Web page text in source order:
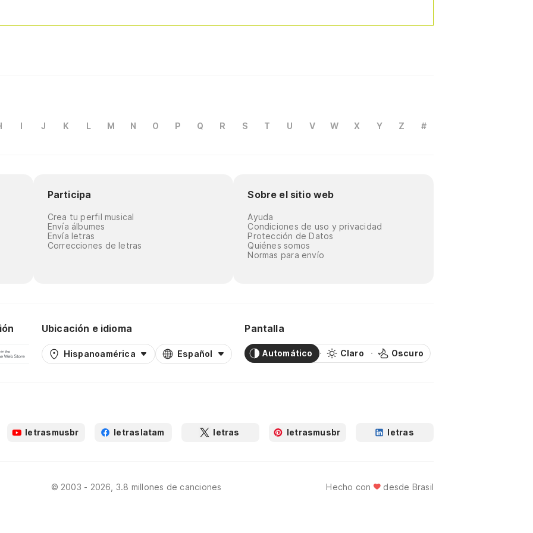
I J K L M N O P Q R S T U V W X Y Z #
Participa
Crea tu perfil musical
Envía álbumes
Envía letras
Correcciones de letras
Sobre el sitio web
Ayuda
Condiciones de uso y privacidad
Protección de Datos
Quiénes somos
Normas para envío
Ubicación e idioma
Hispanoamérica Español
Pantalla
Automático Claro Oscuro
letrasmusbr letraslatam letras letrasmusbr letras
© 2003 - 2026, 3.8 millones de canciones Hecho con desde Brasil